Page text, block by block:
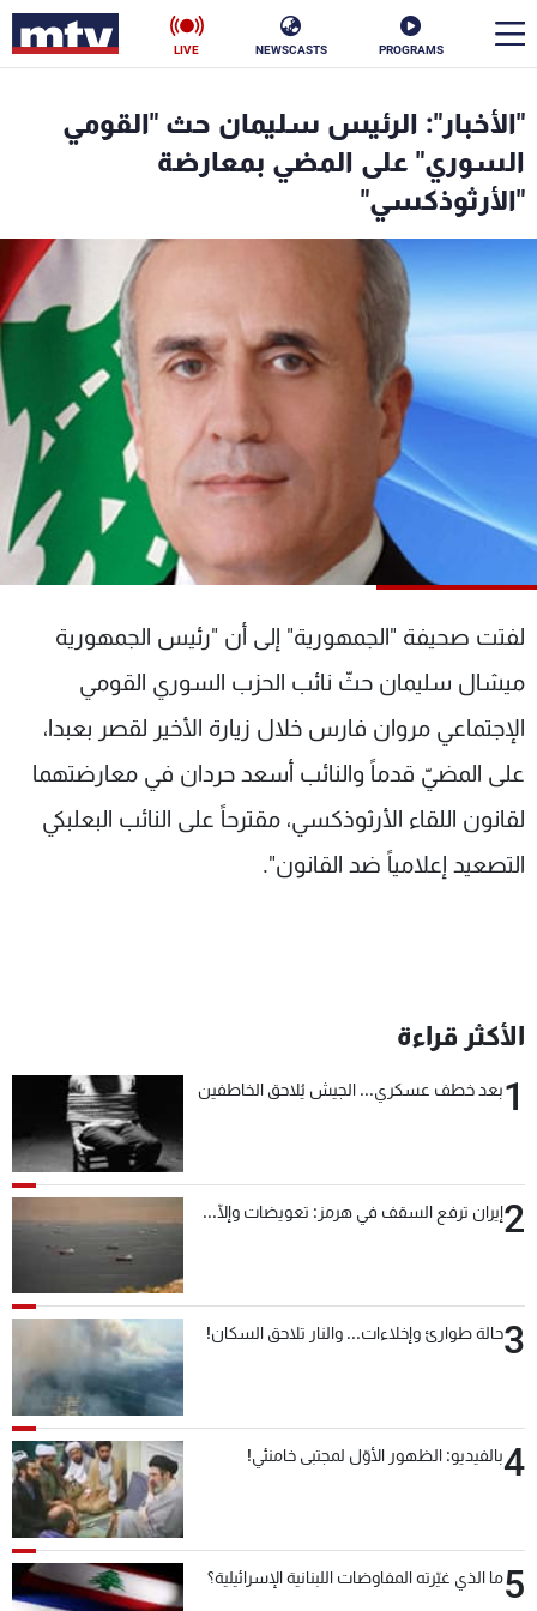
PROGRAMS
NEWSCASTS
LIVE
"الأخبار": الرئيس سليمان حث "القومي
السوري" على المضي بمعارضة
"الأرثوذكسي"
لفتت صحيفة "الجمهورية" إلى أن "رئيس الجمهورية
ميشال سليمان حثّ نائب الحزب السوري القومي
الإجتماعي مروان فارس خلال زيارة الأخير لقصر بعبدا،
على المضيّ قدماً والنائب أسعد حردان في معارضتهما
لقانون اللقاء الأرثوذكسي، مقترحاً على النائب البعلبكي
التصعيد إعلامياً ضد القانون".
الأكثر قراءة
1بعد خطف عسكري... الجيش يُلاحق الخاطفين
2إيران ترفع السقف في هرمز: تعويضات وإلّا...
3حالة طوارئ وإخلاءات... والنار تلاحق السكان!
4بالفيديو: الظهور الأوّل لمجتبى خامنئي!
5ما الذي غيّرته المفاوضات اللبنانية الإسرائيلية؟
الأخبار
سياسة
إقتصاد
منوعات رياضة
كأس العالم
البرامج
جدول البرامج
شاهد البرامج
الترددات
الإنـتـاج
لاعلاناتكم
وظائف
تواصل معنا
شروط الإسـتخدام